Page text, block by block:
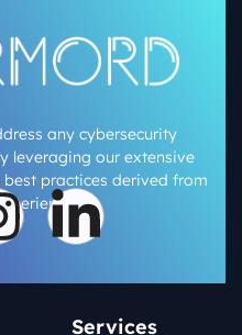
any cybersecurity
leveraging our extensive
practices derived from
Services